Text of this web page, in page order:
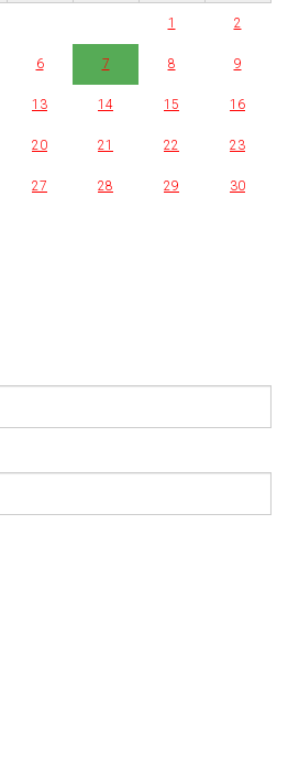
1
2
6 7 8 9
13 14 15 16
20 21 22 23
27 28 29 30
используя